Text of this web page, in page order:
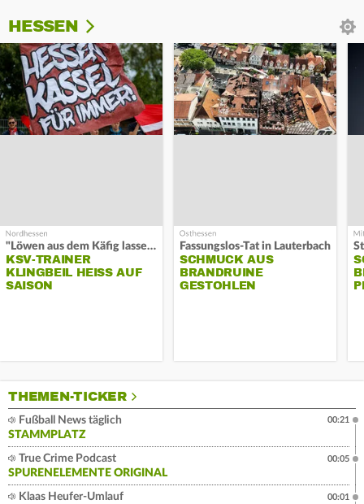
HESSEN
"Löwen aus dem Käfig lassen"
KSV-TRAINER
KLINGBEIL HEISS AUF S
AISON
Fassungslos-Tat in Lauterbach
SCHMUCK AUS
BRANDRUINE
GESTOHLEN
THEMEN-TICKER
Fußball News täglich
STAMMPLATZ
00:21
True Crime Podcast
SPURENELEMENTE ORIGINAL
00:05
Klaas Heufer-Umlauf
00:01